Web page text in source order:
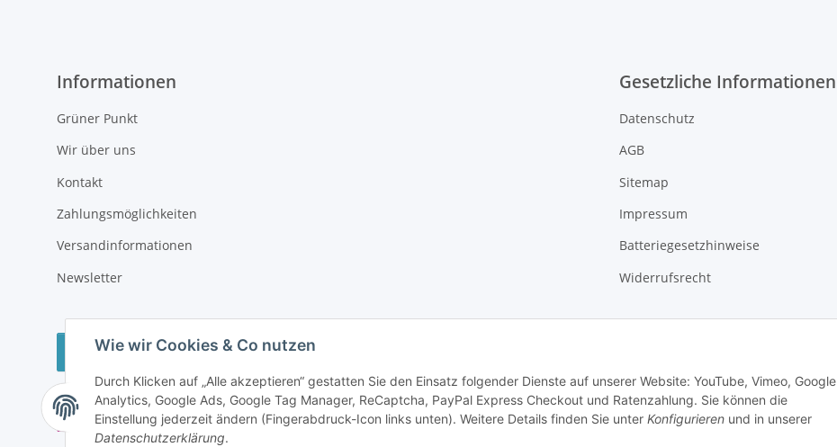
Wie wir Cookies & Co nutzen
Durch Klicken auf „Alle akzeptieren“ gestatten Sie den Einsatz folgender Dienste auf unserer Website: YouTube, Vimeo, Google
Analytics, Google Ads, Google Tag Manager, ReCaptcha, PayPal Express Checkout und Ratenzahlung. Sie können die
Einstellung jederzeit ändern (Fingerabdruck-Icon links unten). Weitere Details finden Sie unter Konfigurieren und in unserer
Datenschutzerklärung.
Informationen
Grüner Punkt
Wir über uns
Kontakt
Zahlungsmöglichkeiten
Versandinformationen
Newsletter
Gesetzliche Informationen
Datenschutz
AGB
Sitemap
Impressum
Batteriegesetzhinweise
Widerrufsrecht
Vertrag widerrufen